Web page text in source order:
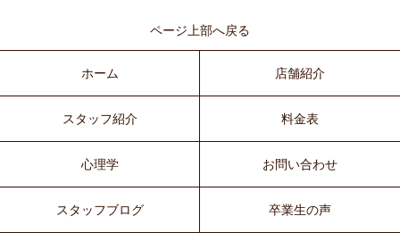
ページ上部へ戻る
ホーム 店舗紹介
スタッフ紹介 料金表
心理学 お問い合わせ
スタッフブログ 卒業生の声